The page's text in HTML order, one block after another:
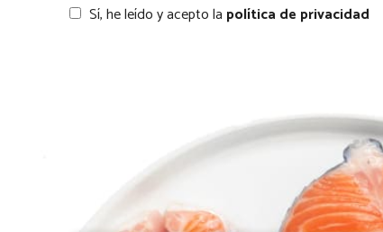
Sí, he leído y acepto la política de privacidad